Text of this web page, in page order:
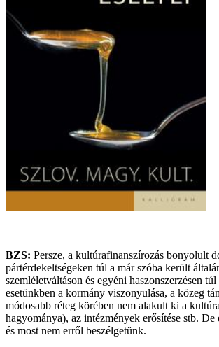
BZS: Persze, a kultúrafinanszírozás bonyolult
pártérdekeltségeken túl a már szóba került
szemléletváltáson és egyéni haszonszerzésen
esetünkben a kormány viszonyulása, a közeg
módosabb réteg körében nem alakult ki a
hagyománya), az intézmények erősítése stb. De
és most nem erről beszélgetünk.